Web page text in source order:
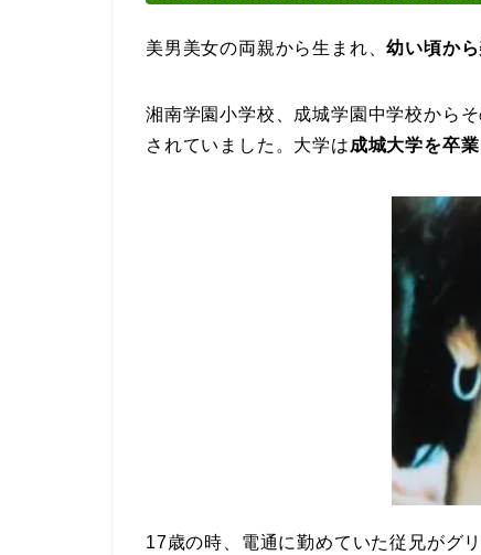
美男美女の両親から生まれ、幼い頃か
湘南学園小学校、成城学園中学校から
されていました。大学は成城大学を卒業
17歳の時、電通に勤めていた従兄がグ